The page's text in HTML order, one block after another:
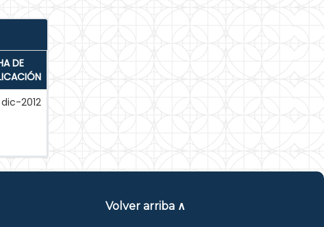
DE
dic-2012
Volver arriba ∧